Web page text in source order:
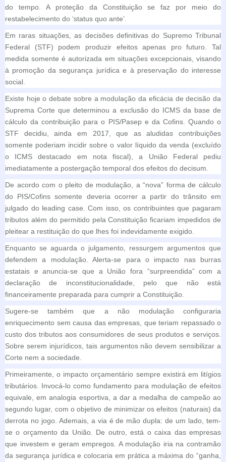
do tempo. A proteção da Constituição se faz por meio do
restabelecimento do ‘status quo ante’.
Em raras situações, as decisões definitivas do Supremo Tribunal
Federal (STF) podem produzir efeitos apenas pro futuro. Tal
medida somente é autorizada em situações excepcionais, visando
à promoção da segurança jurídica e à preservação do interesse
social.
Existe hoje o debate sobre a modulação da eficácia de decisão da
Suprema Corte que determinou a exclusão do ICMS da base de
cálculo da contribuição para o PIS/Pasep e da Cofins. Quando o
STF decidiu, ainda em 2017, que as aludidas contribuições
somente poderiam incidir sobre o valor líquido da venda (excluído
o ICMS destacado em nota fiscal), a União Federal pediu
imediatamente a postergação temporal dos efeitos do decisum.
De acordo com o pleito de modulação, a “nova” forma de cálculo
do PIS/Cofins somente deveria ocorrer a partir do trânsito em
julgado do leading case. Com isso, os contribuintes que pagaram
tributos além do permitido pela Constituição ficariam impedidos de
pleitear a restituição do que lhes foi indevidamente exigido.
Enquanto se aguarda o julgamento, ressurgem argumentos que
defendem a modulação. Alerta-se para o impacto nas burras
estatais e anuncia-se que a União fora “surpreendida” com a
declaração de inconstitucionalidade, pelo que não está
financeiramente preparada para cumprir a Constituição.
Sugere-se também que a não modulação configuraria
enriquecimento sem causa das empresas, que teriam repassado o
custo dos tributos aos consumidores de seus produtos e serviços.
Sobre serem injurídicos, tais argumentos não devem sensibilizar a
Corte nem a sociedade.
Primeiramente, o impacto orçamentário sempre existirá em litígios
tributários. Invocá-lo como fundamento para modulação de efeitos
equivale, em analogia esportiva, a dar a medalha de campeão ao
segundo lugar, com o objetivo de minimizar os efeitos (naturais) da
derrota no jogo. Ademais, a via é de mão dupla: de um lado, tem-
se o orçamento da União. De outro, está o caixa das empresas
que investem e geram empregos. A modulação iria na contramão
da segurança jurídica e colocaria em prática a máxima do “ganha,